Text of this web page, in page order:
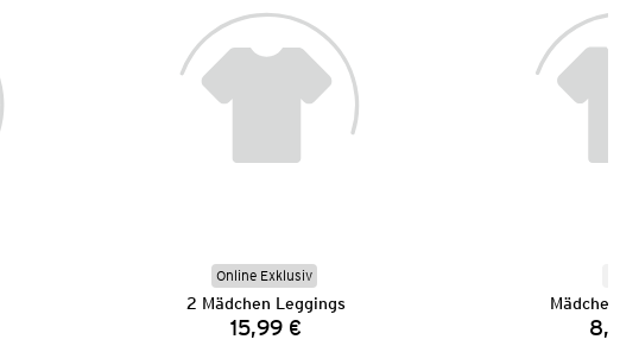
Online Exklusiv
2 Mädchen Leggings
Preis:
15,99 €